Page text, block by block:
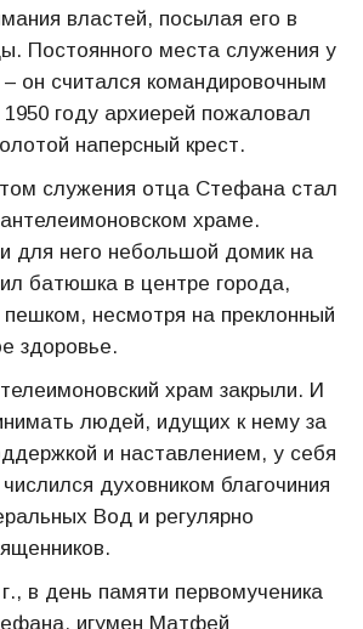
властей, посылая его в
Постоянного места служения у
он считался командировочным
году архиерей пожаловал
наперсный крест.
служения отца Стефана стал
храме.
для него небольшой домик на
батюшка в центре города,
пешком, несмотря на преклонный
здоровье.
храм закрыли. И
людей, идущих к нему за
и наставлением, у себя
духовником благочиния
Вод и регулярно
г., в день памяти первомученика
игумен Матфей